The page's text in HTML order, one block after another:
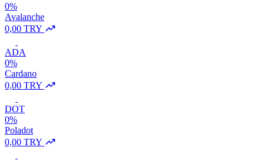
0%
Avalanche
0,00 TRY
ADA
0%
Cardano
0,00 TRY
DOT
0%
Poladot
0,00 TRY